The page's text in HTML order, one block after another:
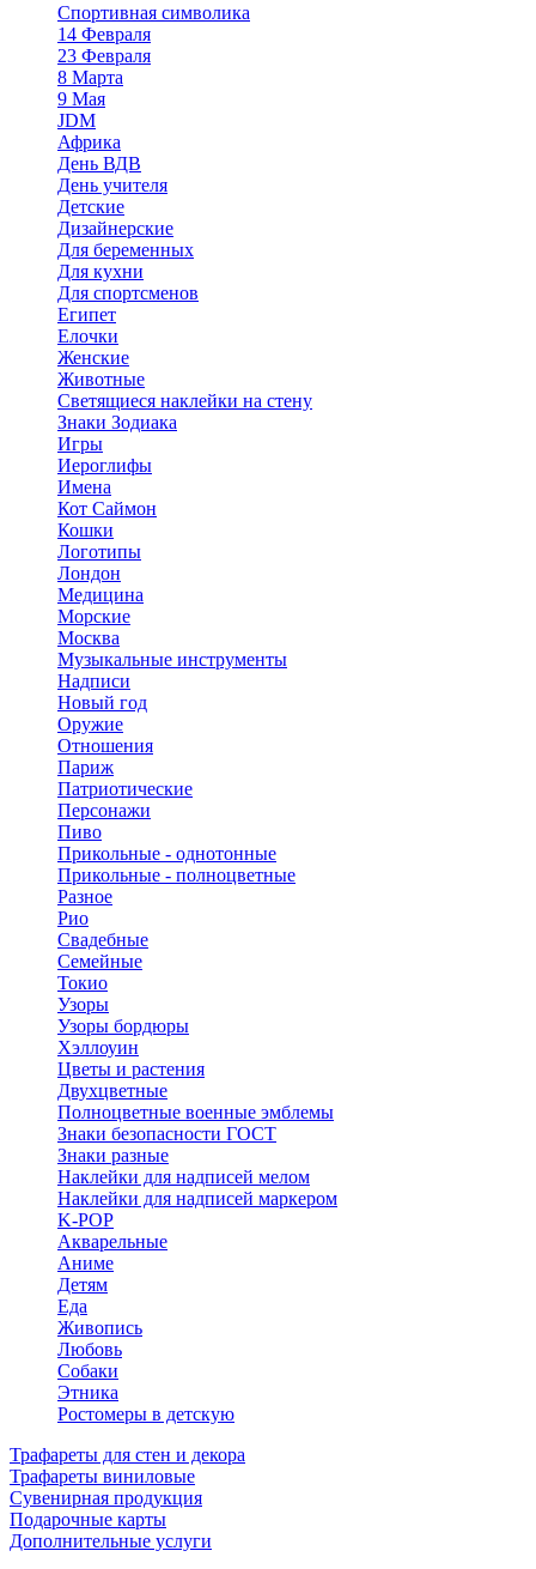
Спортивная символика
14 Февраля
23 Февраля
8 Марта
9 Мая
JDM
Африка
День ВДВ
День учителя
Детские
Дизайнерские
Для беременных
Для кухни
Для спортсменов
Египет
Елочки
Женские
Животные
Светящиеся наклейки на стену
Знаки Зодиака
Игры
Иероглифы
Имена
Кот Саймон
Кошки
Логотипы
Лондон
Медицина
Морские
Москва
Музыкальные инструменты
Надписи
Новый год
Оружие
Отношения
Париж
Патриотические
Персонажи
Пиво
Прикольные - однотонные
Прикольные - полноцветные
Разное
Рио
Свадебные
Семейные
Токио
Узоры
Узоры бордюры
Хэллоуин
Цветы и растения
Двухцветные
Полноцветные военные эмблемы
Знаки безопасности ГОСТ
Знаки разные
Наклейки для надписей мелом
Наклейки для надписей маркером
K-POP
Акварельные
Аниме
Детям
Еда
Живопись
Любовь
Собаки
Этника
Ростомеры в детскую
Трафареты для стен и декора
Трафареты виниловые
Сувенирная продукция
Подарочные карты
Дополнительные услуги